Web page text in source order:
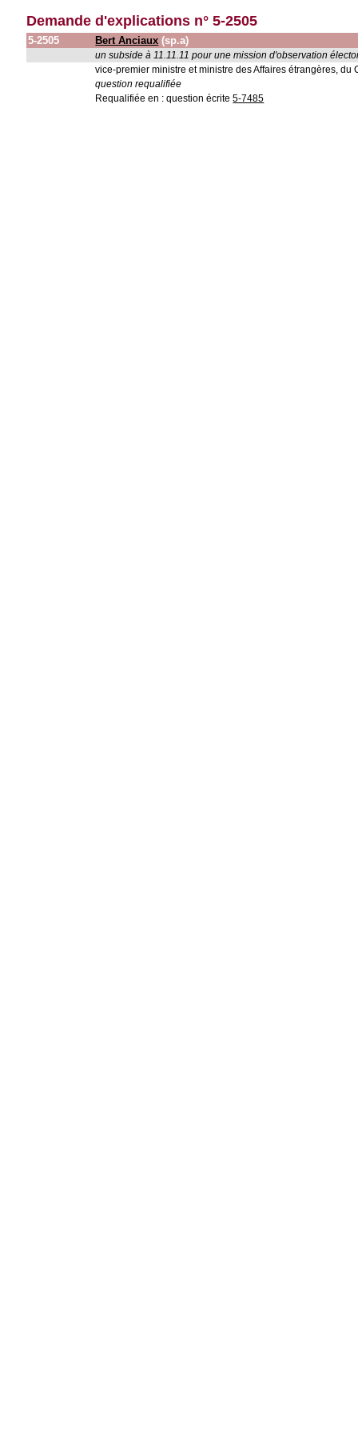
Demande d'explications n° 5-2505
5-2505 Bert Anciaux (sp.a)
un subside à 11.11.11 pour une mission d'observation
vice-premier ministre et ministre des Affaires étrangères,
question requalifiée
Requalifiée en : question écrite5-7485